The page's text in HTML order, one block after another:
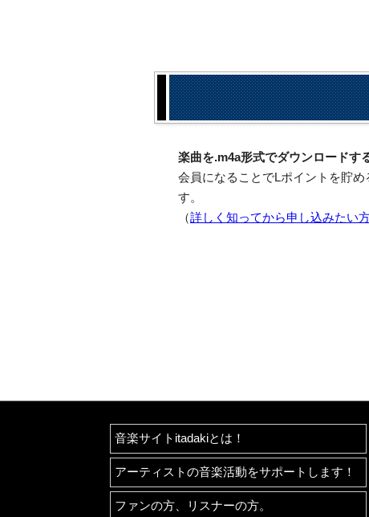
楽曲を.m4a形式でダウンロードす
会員になることでLポイントを貯
す。
（詳しく知ってから申し込みたい
音楽サイトitadakiとは！
アーティストの音楽活動をサポートします！
ファンの方、リスナーの方。